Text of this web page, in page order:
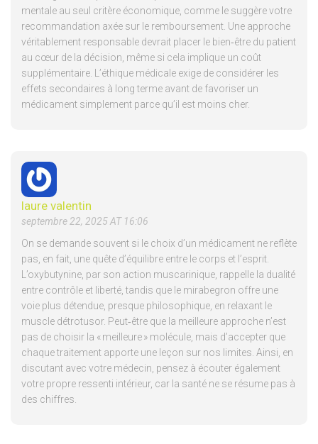
mentale au seul critère économique, comme le suggère votre
recommandation axée sur le remboursement. Une approche
véritablement responsable devrait placer le bien‑être du patient
au cœur de la décision, même si cela implique un coût
supplémentaire. L’éthique médicale exige de considérer les
effets secondaires à long terme avant de favoriser un
médicament simplement parce qu’il est moins cher.
laure valentin
septembre 22, 2025 AT 16:06
On se demande souvent si le choix d’un médicament ne reflète
pas, en fait, une quête d’équilibre entre le corps et l’esprit.
L’oxybutynine, par son action muscarinique, rappelle la dualité
entre contrôle et liberté, tandis que le mirabegron offre une
voie plus détendue, presque philosophique, en relaxant le
muscle détrotusor. Peut‑être que la meilleure approche n’est
pas de choisir la « meilleure » molécule, mais d’accepter que
chaque traitement apporte une leçon sur nos limites. Ainsi, en
discutant avec votre médecin, pensez à écouter également
votre propre ressenti intérieur, car la santé ne se résume pas à
des chiffres.